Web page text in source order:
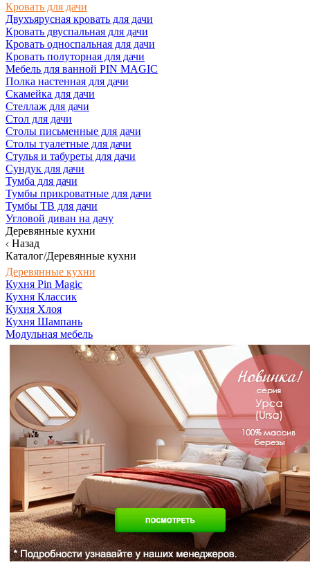
Кровать для дачи
Двухъярусная кровать для дачи
Кровать двуспальная для дачи
Кровать односпальная для дачи
Кровать полуторная для дачи
Мебель для ванной PIN MAGIC
Полка настенная для дачи
Скамейка для дачи
Стеллаж для дачи
Стол для дачи
Столы письменные для дачи
Столы туалетные для дачи
Стулья и табуреты для дачи
Сундук для дачи
Тумба для дачи
Тумбы прикроватные для дачи
Тумбы ТВ для дачи
Угловой диван на дачу
Деревянные кухни
Назад
Каталог/Деревянные кухни
Деревянные кухни
Кухня Pin Magic
Кухня Классик
Кухня Хлоя
Кухня Шампань
Модульная мебель